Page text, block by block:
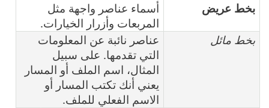
بخط عريض
أسماء عناصر واجهة مثل
المربعات وأزرار الخيارات.
بخط مائل
عناصر نائبة عن المعلومات
التي تقدمها. على سبيل
المثال، ‎اسم الملف أو المسار
يعني أنك تكتب المسار أو
الاسم الفعلي للملف.